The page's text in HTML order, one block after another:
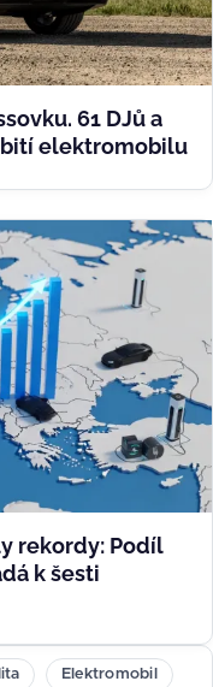
61 DJů a
elektromobilu
rekordy: Podíl
k šesti
Elektromobil